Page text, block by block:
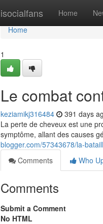
isocialfans Home
Home
Home
1
Le combat
keziamikj316484 391 days
La perte de cheveux est une
symptôme, allant des causes
blogger.com/57343678/la-
Comments
Who
Comments
Submit a Comment
No HTML